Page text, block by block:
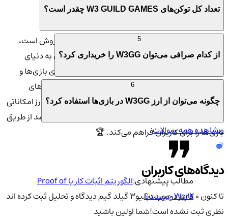
چرا ارز دیجیتال دبلیو3 گیلد گیم را انتخاب کنیم؟ 🔍💼
نه تنها یک ارز برای خرید و فروش است،
بلکه یک اکوسیستم کامل برای گیمرها و علاقه‌مندان به دنیای
دیجیتال فراهم می‌کند. 🎮 با توجه به رشد سریع دنیای بازی‌ها و
به یکی از پرطرفدارترین گزینه‌های
سرمایه‌گذاری در بین علاقه‌مندان تبدیل شده است. این ارز امکاناتی
همچون پرداخت درون‌بازی، خرید آیتم‌ها و حتی کسب درآمد از طریق
بازی‌ها را برای کاربران فراهم می‌کند. 🏆
مطالب پیشنهادی:
الگوریتم اثبات کار یا Proof of
Work چیست؟
تعداد کل توکن‌های W3 GUILD GAMES چقدر است؟
از کدام صرافی می‌توان W3GG را خریداری کرد؟
چگونه می‌توان از ارز W3GG در بازی‌ها استفاده کرد؟
مشاهده همه سوالات
دیدگاه‌های کاربران
تا کنون 0 کاربر در مورد دبلیو3 گیلد گیم
دیدگاه و تحلیل ثبت کرده اند
نظری ثبت نشده است!شما اولین باشید